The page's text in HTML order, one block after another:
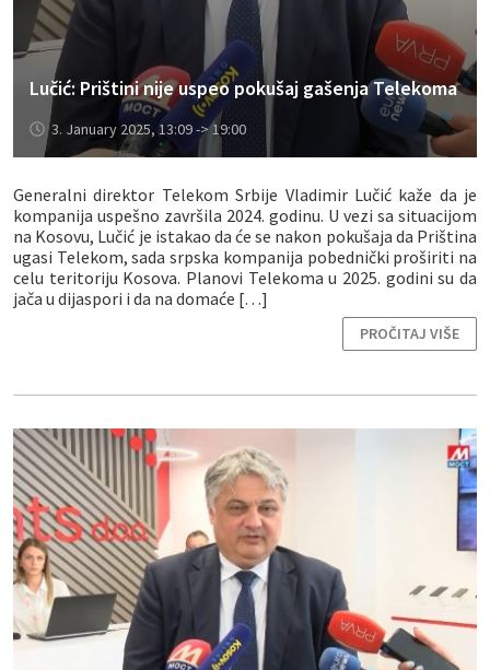
Lučić: Prištini nije uspeo pokušaj gašenja Telekoma
3. January 2025, 13:09 -> 19:00
Generalni direktor Telekom Srbije Vladimir Lučić kaže da je
kompanija uspešno završila 2024. godinu. U vezi sa situacijom
na Kosovu, Lučić je istakao da će se nakon pokušaja da Priština
ugasi Telekom, sada srpska kompanija pobednički proširiti na
celu teritoriju Kosova. Planovi Telekoma u 2025. godini su da
jača u dijaspori i da na domaće […]
PROČITAJ VIŠE